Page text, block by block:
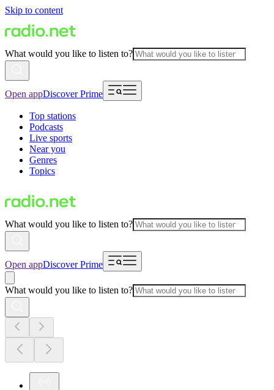
Skip to content
What would you like to listen to?
Open appDiscover Prime
Top stations
Podcasts
Live sports
Near you
Genres
Topics
What would you like to listen to?
Open appDiscover Prime
What would you like to listen to?